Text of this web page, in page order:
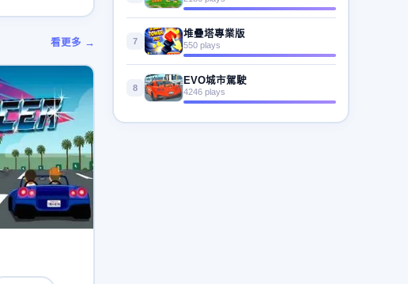
看更多 → 7
堆疊塔專業版
550 plays
8
EVO城市駕駛
4246 plays